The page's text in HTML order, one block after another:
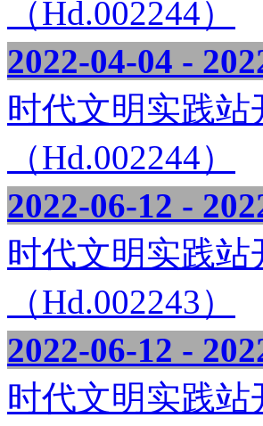
（Hd.002244）
2022-04-04 -
时代文明实践站
（Hd.002244）
2022-06-12 -
时代文明实践
（Hd.002243）
2022-06-12 -
时代文明实践